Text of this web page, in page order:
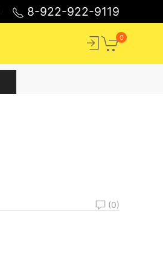
8-922-922-9119
0
(0)